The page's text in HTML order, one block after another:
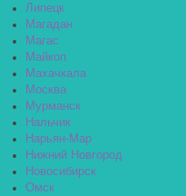
Липецк
Магадан
Магас
Майкоп
Махачкала
Москва
Мурманск
Нальчик
Нарьян-Мар
Нижний Новгород
Новосибирск
Омск